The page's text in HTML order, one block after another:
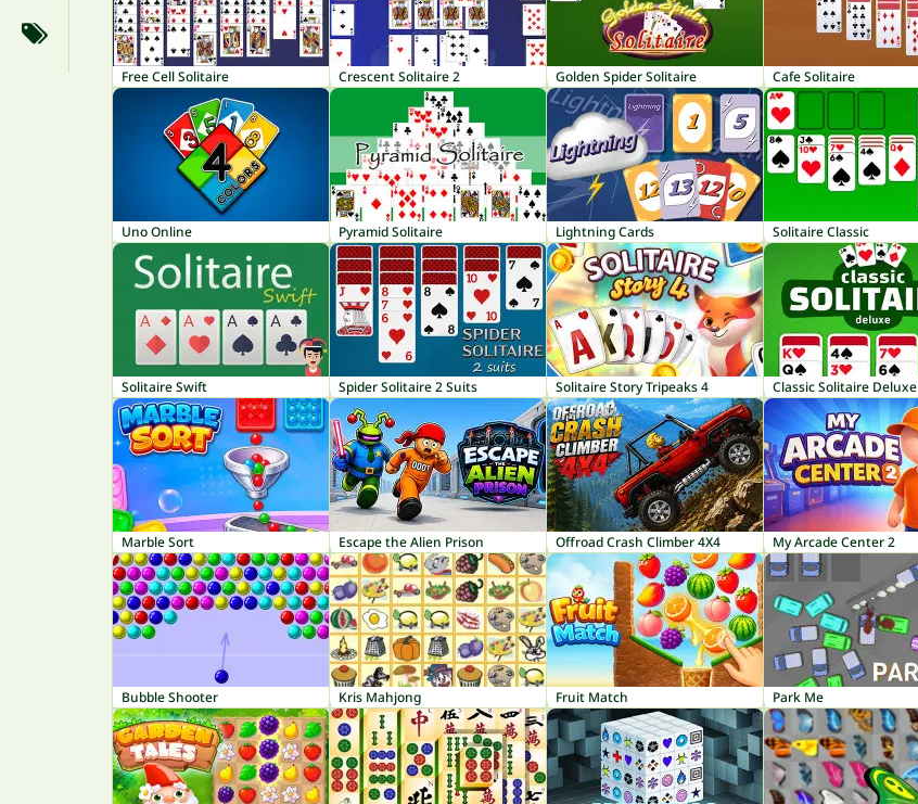
Free Cell Solitaire Crescent Solitaire 2 Golden Spider Solitaire Cafe Solitaire
Uno Online Pyramid Solitaire Lightning Cards Solitaire Classic
Solitaire Swift Spider Solitaire 2 Suits Solitaire Story Tripeaks 4 Classic Solitaire Deluxe
Marble Sort Escape the Alien Prison Offroad Crash Climber 4X4 My Arcade Center 2
Bubble Shooter Kris Mahjong Fruit Match Park Me